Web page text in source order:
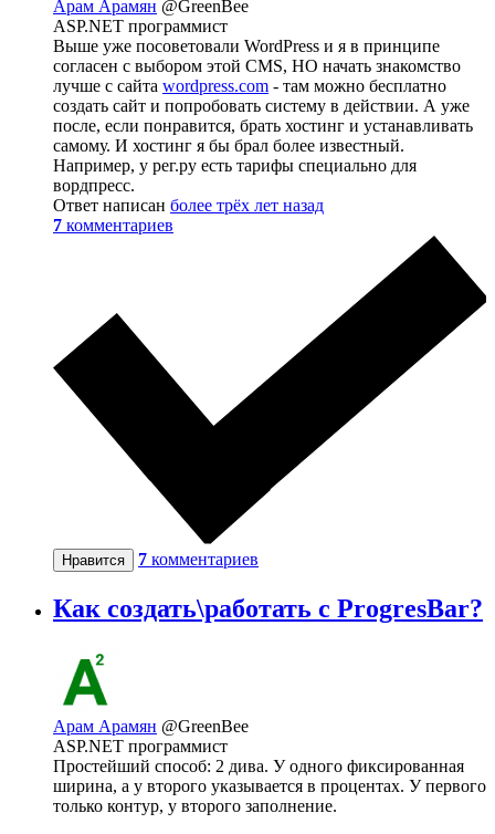
Арам Арамян @GreenBee
ASP.NET программист
Выше уже посоветовали WordPress и я в принципе
согласен с выбором этой CMS, НО начать знакомство
лучше с сайта wordpress.com - там можно бесплатно
создать сайт и попробовать систему в действии. А уже
после, если понравится, брать хостинг и устанавливать
самому. И хостинг я бы брал более известный.
Например, у рег.ру есть тарифы специально для
вордпресс.
Ответ написан более трёх лет назад
7 комментариев
Нравится 7 комментариев
Как создать\работать с ProgresBar?
Арам Арамян @GreenBee
ASP.NET программист
Простейший способ: 2 дива. У одного фиксированная
ширина, а у второго указывается в процентах. У первого
только контур, у второго заполнение.